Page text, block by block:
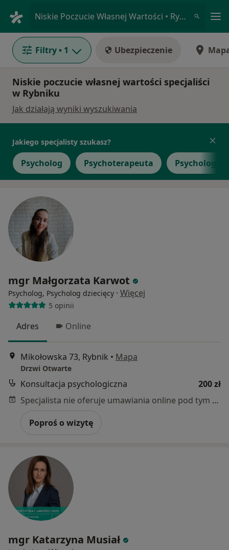
Niskie Poczucie Własnej Wartości • Rybnik, śląskie
Filtry • 1 Ubezpieczenie
Niskie poczucie własnej wartości specjaliści
w Rybniku
Jak działają wyniki wyszukiwania
Jakiego specjalisty szukasz?
Psycholog Psychoterapeuta Psycholog
mgr Małgorzata Karwot
Psycholog, Psycholog dziecięcy · Więcej
5 opinii
Adres Online
Mikołowska 73, Rybnik • Mapa
Drzwi Otwarte
Konsultacja psychologiczna
200 zł
Specjalista nie oferuje umawiania online pod tym adresem.
Poproś o wizytę
mgr Katarzyna Musiał